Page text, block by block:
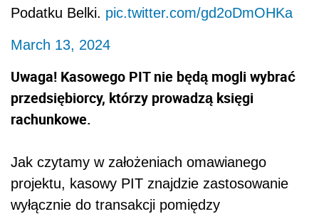
Podatku Belki. pic.twitter.com/gd2oDmOHKa
March 13, 2024
Uwaga! Kasowego PIT nie będą mogli wybrać
przedsiębiorcy, którzy prowadzą księgi
rachunkowe.
Jak czytamy w założeniach omawianego
projektu, kasowy PIT znajdzie zastosowanie
wyłącznie do transakcji pomiędzy